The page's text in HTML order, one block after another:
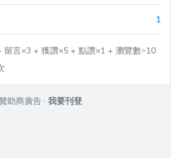
1
留言×3 + 獲讚×5 + 點讚×1 + 瀏覽數÷10
助商廣告 · 我要刊登